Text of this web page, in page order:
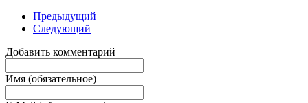
Предыдущий
Следующий
Добавить комментарий
Имя (обязательное)